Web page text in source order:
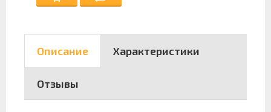
Описание Характеристики
Отзывы